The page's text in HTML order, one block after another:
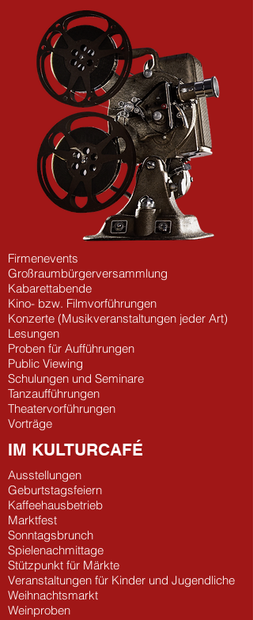
Firmenevents
Großraumbürgerversammlung
Kabarettabende
Kino- bzw. Filmvorführungen
Konzerte (Musikveranstaltungen jeder Art)
Lesungen
Proben für Aufführungen
Public Viewing
Schulungen und Seminare
Tanzaufführungen
Theatervorführungen
Vorträge
IM KULTURCAFÉ
Ausstellungen
Geburtstagsfeiern
Kaffeehausbetrieb
Marktfest
Sonntagsbrunch
Spielenachmittage
Stützpunkt für Märkte
Veranstaltungen für Kinder und Jugendliche
Weihnachtsmarkt
Weinproben